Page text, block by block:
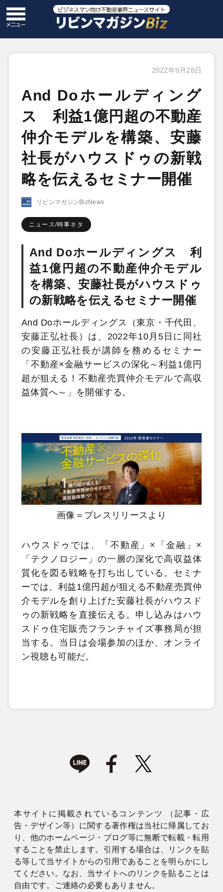
2022年9月28日
And Doホールディング
ス 利益1億円超の不動産
仲介モデルを構築、安藤
社長がハウスドゥの新戦
略を伝えるセミナー開催
リビンマガジンBizNews
ニュース/時事ネタ
And Doホールディングス 利
益1億円超の不動産仲介モデル
を構築、安藤社長がハウスドゥ
の新戦略を伝えるセミナー開催
And Doホールディングス（東京・千代田、
安藤正弘社長）は、2022年10月5日に同社
の安藤正弘社長が講師を務めるセミナー
「不動産×金融サービスの深化～利益1億円
超が狙える！不動産売買仲介モデルで高収
益体質へ～」を開催する。
画像＝プレスリリースより
ハウスドゥでは、「不動産」×「金融」×
「テクノロジー」の一層の深化で高収益体
質化を図る戦略を打ち出している。セミナ
ーでは、利益1億円超が狙える不動産売買仲
介モデルを創り上げた安藤社長がハウスド
ゥの新戦略を直接伝える。申し込みはハウ
スドゥ住宅販売フランチャイズ事務局が担
当する。当日は会場参加のほか、オンライ
ン視聴も可能だ。
本サイトに掲載されているコンテンツ （記事・広
告・デザイン等）に関する著作権は当社に帰属してお
り、他のホームページ・ブログ等に無断で転載・転用
することを禁止します。引用する場合は、リンクを貼
る等して当サイトからの引用であることを明らかにし
てください。なお、当サイトへのリンクを貼ることは
自由です。ご連絡の必要もありません。